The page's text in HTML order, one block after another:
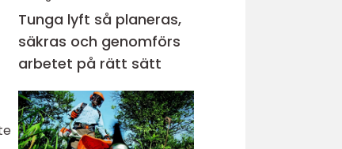
Tunga lyft så planeras,
säkras och genomförs
arbetet på rätt sätt